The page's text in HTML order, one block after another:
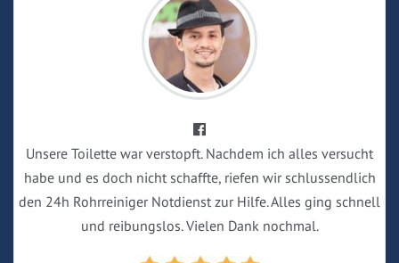
Unsere Toilette war verstopft. Nachdem ich alles versucht
habe und es doch nicht schaffte, riefen wir schlussendlich
den 24h Rohrreiniger Notdienst zur Hilfe. Alles ging schnell
und reibungslos. Vielen Dank nochmal.